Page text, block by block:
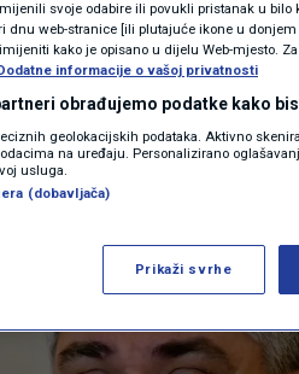
KLIMATSKE
FOTO
VIDEO
Više
svoje odabire ili povukli pristanak u
dnu web-stranice [ili plutajuće ikone u
kako je opisano u dijelu Web-mjesto.
informacije o vašoj privatnosti
obrađujemo podatke kako
geolokacijskih podataka. Aktivno
na uređaju. Personalizirano
usluga.
(dobavljača)
Prikaži svrhe